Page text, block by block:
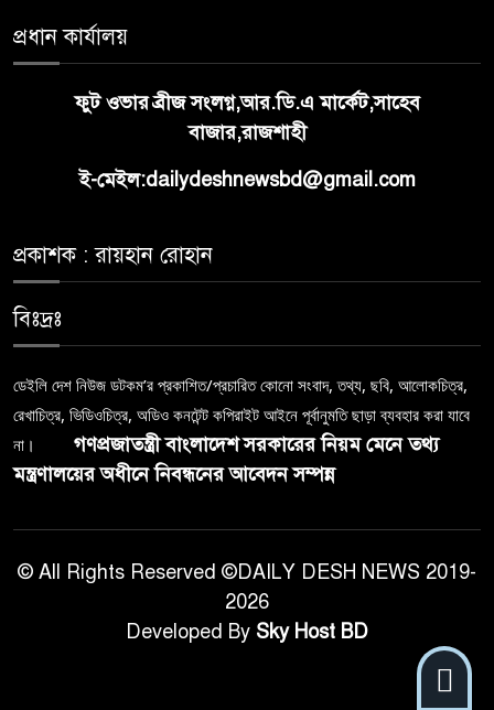
প্রধান কার্যালয়
ফুট ওভার ব্রীজ সংলগ্ন,আর.ডি.এ মার্কেট,সাহেব
বাজার,রাজশাহী
ই-মেইল:dailydeshnewsbd@gmail.com
প্রকাশক : রায়হান রোহান
বিঃদ্রঃ
ডেইলি দেশ নিউজ ডটকম’র প্রকাশিত/প্রচারিত কোনো সংবাদ, তথ্য, ছবি, আলোকচিত্র,
রেখাচিত্র, ভিডিওচিত্র, অডিও কনটেন্ট কপিরাইট আইনে পূর্বানুমতি ছাড়া ব্যবহার করা যাবে
না।
গণপ্রজাতন্ত্রী বাংলাদেশ সরকারের নিয়ম মেনে তথ্য
মন্ত্রণালয়ের অধীনে নিবন্ধনের আবেদন সম্পন্ন
© All Rights Reserved ©DAILY DESH NEWS 2019-
2026
Developed By Sky Host BD